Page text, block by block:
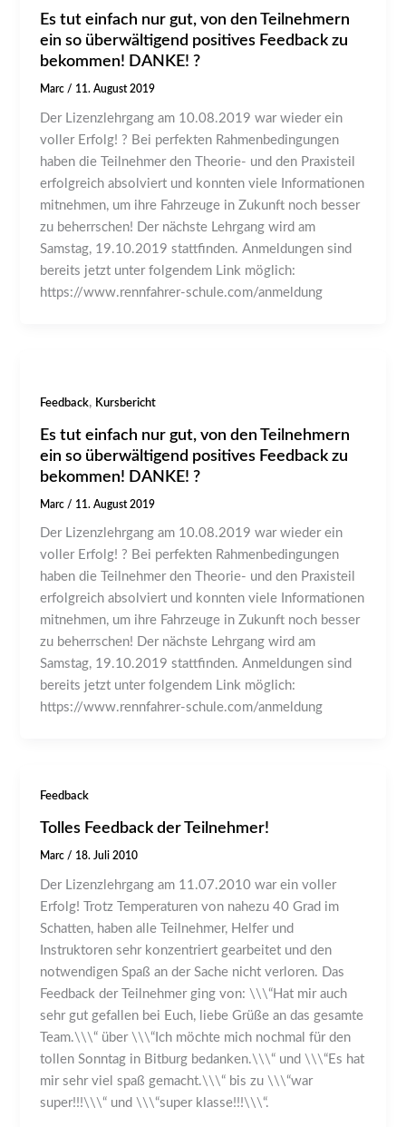
Es tut einfach nur gut, von den Teilnehmern
ein so überwältigend positives Feedback zu
bekommen! DANKE! ?
Marc / 11. August 2019
Der Lizenzlehrgang am 10.08.2019 war wieder ein
voller Erfolg! ? Bei perfekten Rahmenbedingungen
haben die Teilnehmer den Theorie- und den Praxisteil
erfolgreich absolviert und konnten viele Informationen
mitnehmen, um ihre Fahrzeuge in Zukunft noch besser
zu beherrschen! Der nächste Lehrgang wird am
Samstag, 19.10.2019 stattfinden. Anmeldungen sind
bereits jetzt unter folgendem Link möglich:
https://www.rennfahrer-schule.com/anmeldung
Feedback, Kursbericht
Es tut einfach nur gut, von den Teilnehmern
ein so überwältigend positives Feedback zu
bekommen! DANKE! ?
Marc / 11. August 2019
Der Lizenzlehrgang am 10.08.2019 war wieder ein
voller Erfolg! ? Bei perfekten Rahmenbedingungen
haben die Teilnehmer den Theorie- und den Praxisteil
erfolgreich absolviert und konnten viele Informationen
mitnehmen, um ihre Fahrzeuge in Zukunft noch besser
zu beherrschen! Der nächste Lehrgang wird am
Samstag, 19.10.2019 stattfinden. Anmeldungen sind
bereits jetzt unter folgendem Link möglich:
https://www.rennfahrer-schule.com/anmeldung
Feedback
Tolles Feedback der Teilnehmer!
Marc / 18. Juli 2010
Der Lizenzlehrgang am 11.07.2010 war ein voller
Erfolg! Trotz Temperaturen von nahezu 40 Grad im
Schatten, haben alle Teilnehmer, Helfer und
Instruktoren sehr konzentriert gearbeitet und den
notwendigen Spaß an der Sache nicht verloren. Das
Feedback der Teilnehmer ging von: \\\“Hat mir auch
sehr gut gefallen bei Euch, liebe Grüße an das gesamte
Team.\\\“ über \\\“Ich möchte mich nochmal für den
tollen Sonntag in Bitburg bedanken.\\\“ und \\\“Es hat
mir sehr viel spaß gemacht.\\\“ bis zu \\\“war
super!!!\\\“ und \\\“super klasse!!!\\\“.